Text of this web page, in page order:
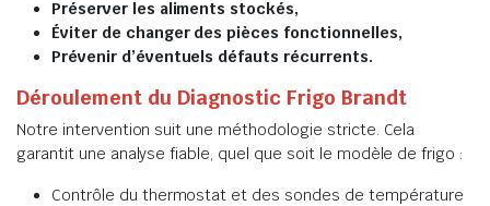
Préserver les aliments stockés,
Éviter de changer des pièces fonctionnelles,
Prévenir d’éventuels défauts récurrents.
Déroulement du Diagnostic Frigo Brandt
Notre intervention suit une méthodologie stricte. Cela
garantit une analyse fiable, quel que soit le modèle de frigo :
Contrôle du thermostat et des sondes de température